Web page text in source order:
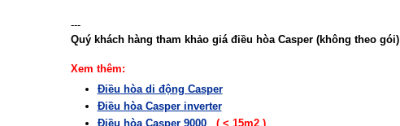
---
Quý khách hàng tham khảo giá điều hòa Casper (không theo gói)
Xem thêm:
Điều hòa di động Casper
Điều hòa Casper inverter
Điều hòa Casper 9000
( < 15m2 )